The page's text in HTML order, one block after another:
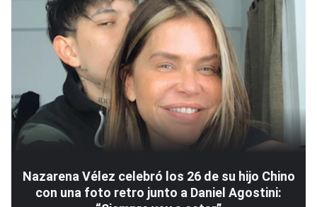
Nazarena Vélez celebró los 26 de su hijo Chino
con una foto retro junto a Daniel Agostini: